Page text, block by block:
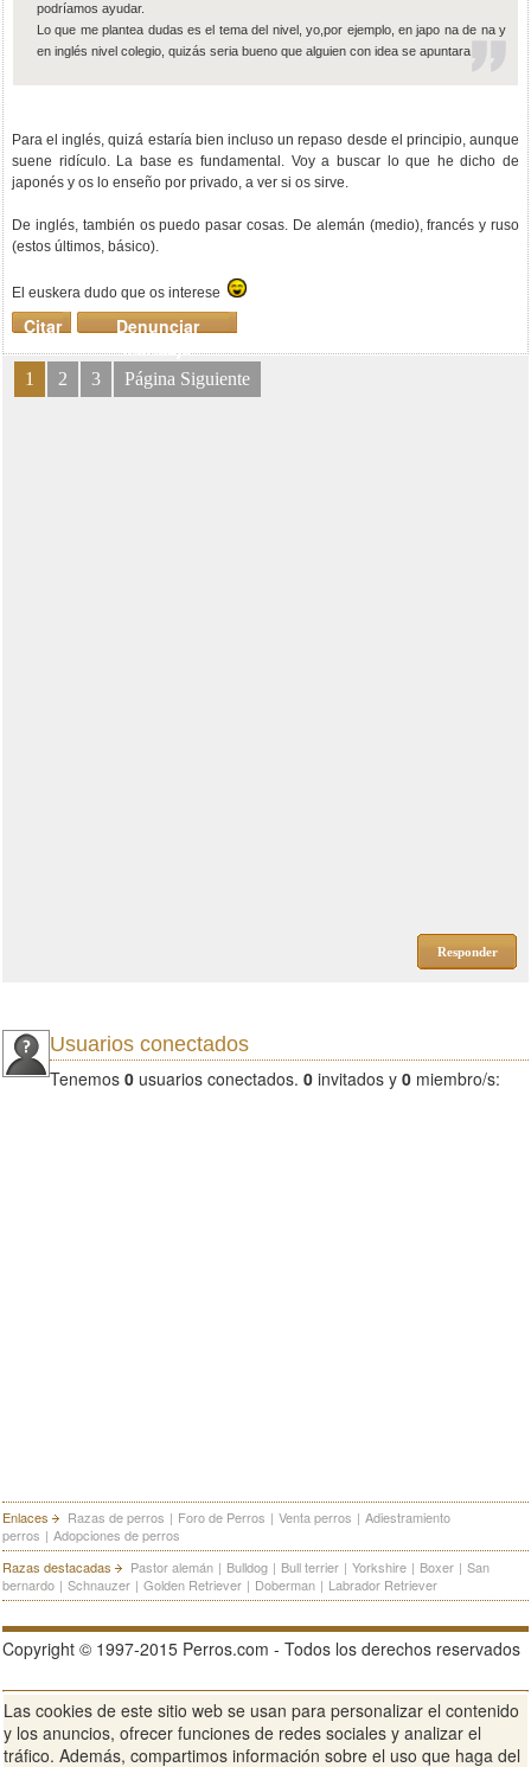
podríamos ayudar.
Lo que me plantea dudas es el tema del nivel, yo,por ejemplo, en japo na de na y
en inglés nivel colegio, quizás seria bueno que alguien con idea se apuntara
Para el inglés, quizá estaría bien incluso un repaso desde el principio, aunque
suene ridículo. La base es fundamental. Voy a buscar lo que he dicho de
japonés y os lo enseño por privado, a ver si os sirve.
De inglés, también os puedo pasar cosas. De alemán (medio), francés y ruso
(estos últimos, básico).
El euskera dudo que os interese
Denunciar
mensaje
Citar
1 2 3 Página Siguiente
Responder
Usuarios conectados
Tenemos 0 usuarios conectados. 0 invitados y 0 miembro/s:
Enlaces Razas de perros | Foro de Perros | Venta perros | Adiestramiento
perros | Adopciones de perros
Razas destacadas
Pastor alemán | Bulldog | Bull terrier | Yorkshire | Boxer | San
bernardo | Schnauzer | Golden Retriever | Doberman | Labrador Retriever
Copyright © 1997-2015 Perros.com - Todos los derechos reservados
Publicidad en Perros.com | Contacte | Aviso Legal Política de
privacidad | Condiciones de uso
Las cookies de este sitio web se usan para personalizar el contenido
y los anuncios, ofrecer funciones de redes sociales y analizar el
tráfico. Además, compartimos información sobre el uso que haga del